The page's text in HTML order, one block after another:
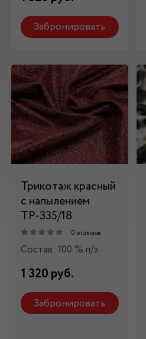
Забронировать
Трикотаж красный
c напылением
ТР-335/18
0 отзывов
Состав: 100 % п/э
1 320 руб.
Забронировать